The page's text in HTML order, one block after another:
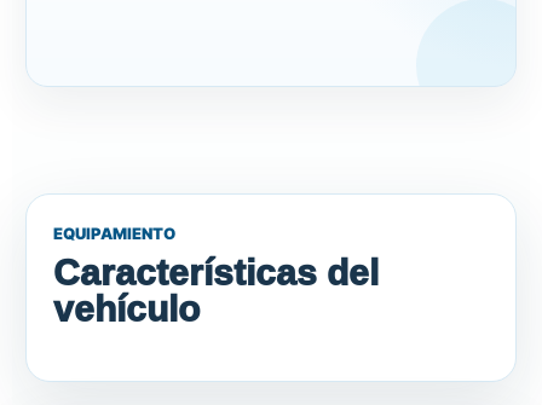
EQUIPAMIENTO
Características del
vehículo